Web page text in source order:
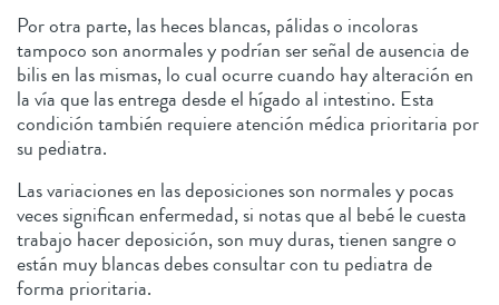
Por otra parte, las heces blancas, pálidas o incoloras
tampoco son anormales y podrían ser señal de ausencia de
bilis en las mismas, lo cual ocurre cuando hay alteración en
la vía que las entrega desde el hígado al intestino. Esta
condición también requiere atención médica prioritaria por
su pediatra.
Las variaciones en las deposiciones son normales y pocas
veces significan enfermedad, si notas que al bebé le cuesta
trabajo hacer deposición, son muy duras, tienen sangre o
están muy blancas debes consultar con tu pediatra de
forma prioritaria.